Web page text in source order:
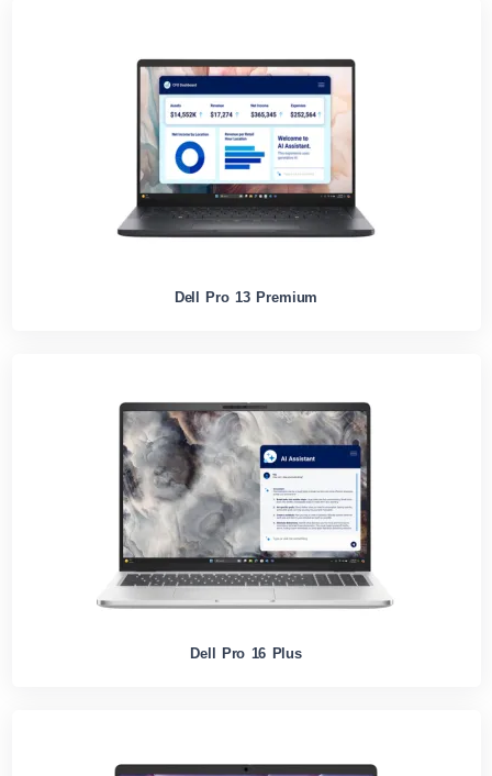
Dell Pro 13 Premium
Dell Pro 16 Plus